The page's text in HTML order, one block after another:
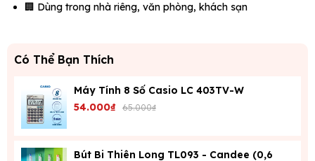
🏢 Dùng trong nhà riêng, văn phòng, khách sạn
Có Thể Bạn Thích
Máy Tính 8 Số Casio LC 403TV-W
54.000₫ 65.000₫
Bút Bi Thiên Long TL093 - Candee (0,6